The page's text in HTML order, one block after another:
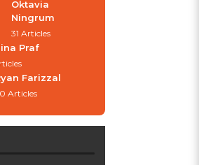
Oktavia
Ningrum
31 Articles
Praf
Farizzal
Articles